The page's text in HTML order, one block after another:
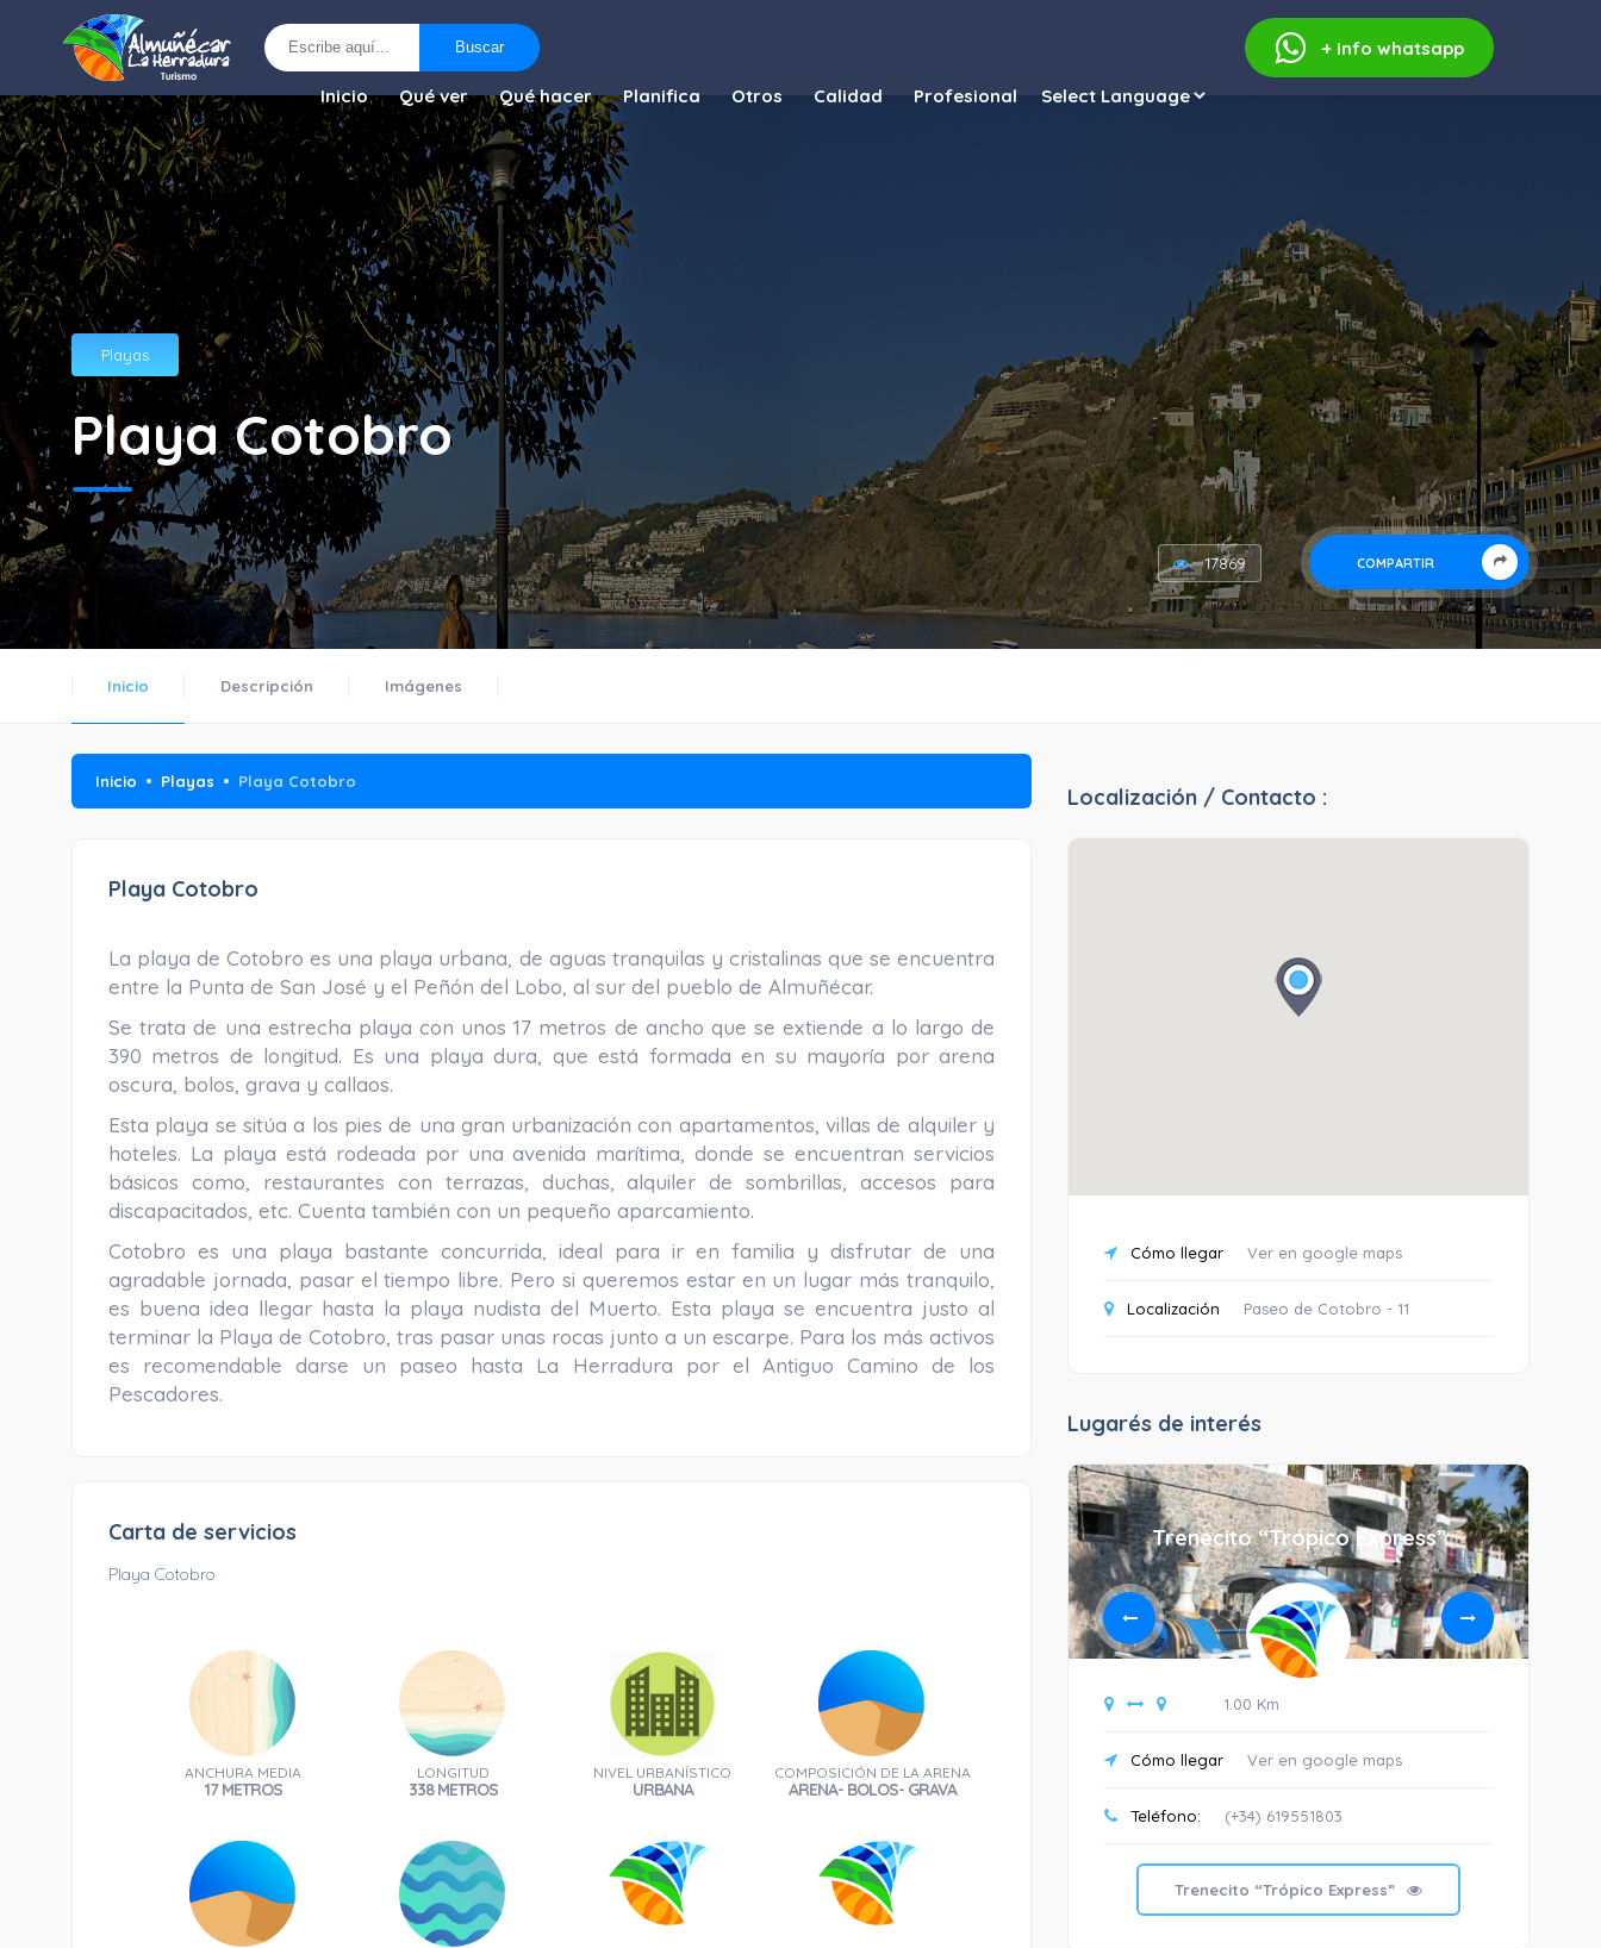
Buscar + info whatsapp
Inicio Qué ver Qué hacer Planifica Otros Calidad Profesional
Playas
Playa Cotobro
COMPARTIR
17869
Inicio Descripción Imágenes
Inicio Playas Playa Cotobro
Playa Cotobro
La playa de Cotobro es una playa urbana, de aguas tranquilas y cristalinas que se encuentra
entre la Punta de San José y el Peñón del Lobo, al sur del pueblo de Almuñécar.
Se trata de una estrecha playa con unos 17 metros de ancho que se extiende a lo largo de
390 metros de longitud. Es una playa dura, que está formada en su mayoría por arena
oscura, bolos, grava y callaos.
Esta playa se sitúa a los pies de una gran urbanización con apartamentos, villas de alquiler y
hoteles. La playa está rodeada por una avenida marítima, donde se encuentran servicios
básicos como, restaurantes con terrazas, duchas, alquiler de sombrillas, accesos para
discapacitados, etc. Cuenta también con un pequeño aparcamiento.
Cotobro es una playa bastante concurrida, ideal para ir en familia y disfrutar de una
agradable jornada, pasar el tiempo libre. Pero si queremos estar en un lugar más tranquilo,
es buena idea llegar hasta la playa nudista del Muerto. Esta playa se encuentra justo al
terminar la Playa de Cotobro, tras pasar unas rocas junto a un escarpe. Para los más activos
es recomendable darse un paseo hasta La Herradura por el Antiguo Camino de los
Pescadores.
Carta de servicios
Playa Cotobro
ANCHURA MEDIA
17 METROS
LONGITUD
338 METROS
NIVEL URBANÍSTICO
URBANA
COMPOSICIÓN DE LA ARENA
ARENA- BOLOS- GRAVA
Localización / Contacto :
Cómo llegar Ver en google maps
Localización Paseo de Cotobro - 11
Lugarés de interés
Cómo llegar Ver en google maps
Trenecito “Trópico Express”
1.00 Km
Cómo llegar Ver en google maps
Teléfono: (+34) 619551803
Trenecito “Trópico Express”